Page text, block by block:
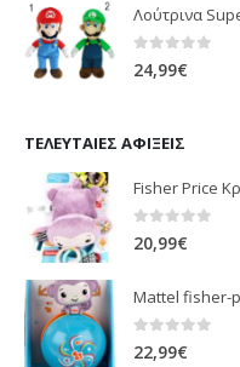
0 out of 5
24,99€
ΤΕΛΕΥΤΑΊΕΣ ΑΦΊΞΕΙΣ
0 out of 5
20,99€
22,99€